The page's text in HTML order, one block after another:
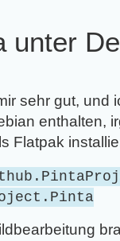
unter
sehr gut,
enthalten,
Flatpak